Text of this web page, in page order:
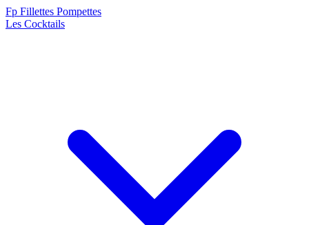
Fp Fillettes Pompettes
Les Cocktails